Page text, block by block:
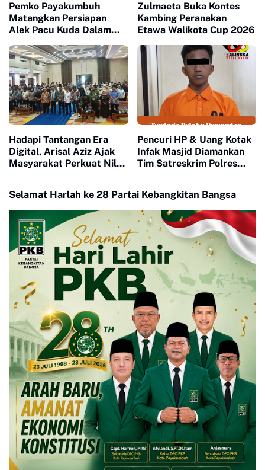
Pemko Payakumbuh
Matangkan Persiapan
Alek Pacu Kuda Dalam
Zulmaeta Buka Kontes
Kambing Peranakan
Etawa Walikota Cup 2026
Hadapi Tantangan Era
Digital, Arisal Aziz Ajak
Masyarakat Perkuat Nilai
Pencuri HP & Uang Kotak
Infak Masjid Diamankan
Tim Satreskrim Polres
Selamat Harlah ke 28 Partai Kebangkitan Bangsa